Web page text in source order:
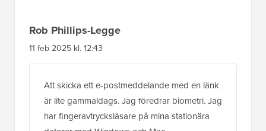
Rob Phillips-Legge
11 feb 2025 kl. 12:43
Att skicka ett e-postmeddelande med en länk
är lite gammaldags. Jag föredrar biometri. Jag
har fingeravtrycksläsare på mina stationära